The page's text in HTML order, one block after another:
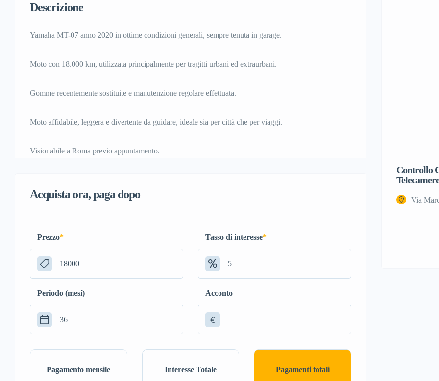
Descrizione
Yamaha MT-07 anno 2020 in ottime condizioni generali, sempre tenuta in garage.
Moto con 18.000 km, utilizzata principalmente per tragitti urbani ed extraurbani.
Gomme recentemente sostituite e manutenzione regolare effettuata.
Moto affidabile, leggera e divertente da guidare, ideale sia per città che per viaggi.
Visionabile a Roma previo appuntamento.
Acquista ora, paga dopo
Prezzo* Tasso di interesse*
Periodo (mesi) Acconto
€
Pagamento mensile
Interesse Totale
Pagamenti totali
Controllo
Via